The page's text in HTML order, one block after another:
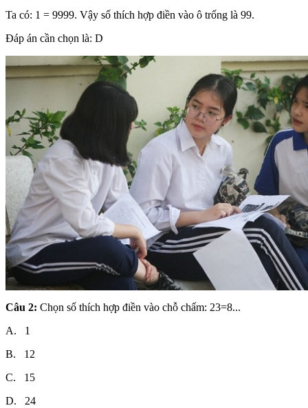
Ta có: 1 = 9999. Vậy số thích hợp điền vào ô trống là 99.
Đáp án cần chọn là: D
Câu 2: Chọn số thích hợp điền vào chỗ chấm: 23=8...
A. 1
B. 12
C. 15
D. 24